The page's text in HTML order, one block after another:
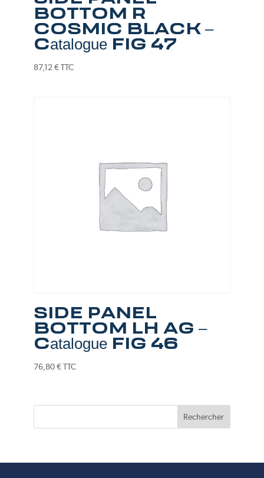
BOTTOM R
COSMIC BLACK –
Catalogue FIG 47
87,12 € TTC
SIDE PANEL
BOTTOM LH AG –
Catalogue FIG 46
76,80€ TTC